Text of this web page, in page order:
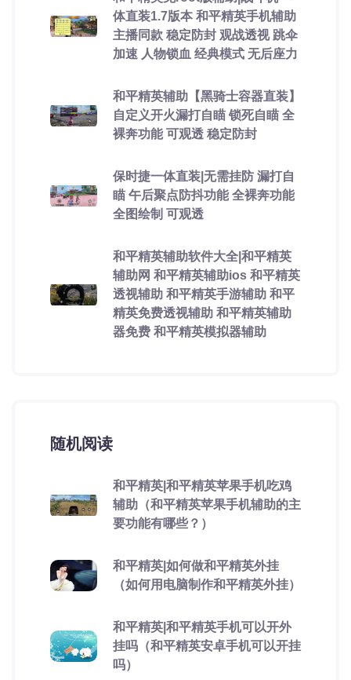
体直装1.7版本 和平精英手机辅助
主播同款 稳定防封 观战透视 跳伞
加速 人物锁血 经典模式 无后座力
和平精英辅助【黑骑士容器直装】
自定义开火漏打自瞄 锁死自瞄 全
裸奔功能 可观透 稳定防封
保时捷一体直装|无需挂防 漏打自
瞄 午后聚点防抖功能 全裸奔功能
全图绘制 可观透
和平精英辅助软件大全|和平精英
辅助网 和平精英辅助ios 和平精英
透视辅助 和平精英手游辅助 和平
精英免费透视辅助 和平精英辅助
器免费 和平精英模拟器辅助
随机阅读
和平精英|和平精英苹果手机吃鸡
辅助（和平精英苹果手机辅助的主
要功能有哪些？）
和平精英|如何做和平精英外挂
（如何用电脑制作和平精英外挂）
和平精英|和平精英手机可以开外
挂吗（和平精英安卓手机可以开挂
吗）